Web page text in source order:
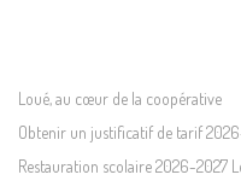
Loué, au cœur de la coopérative
Obtenir un justificatif de tarif
Restauration scolaire 2026-2027